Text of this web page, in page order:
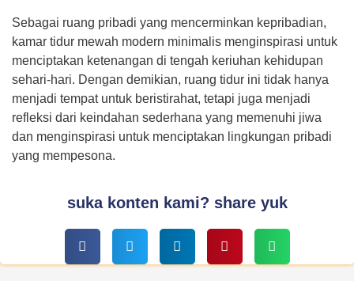
Sebagai ruang pribadi yang mencerminkan kepribadian,
kamar tidur mewah modern minimalis menginspirasi untuk
menciptakan ketenangan di tengah keriuhan kehidupan
sehari-hari. Dengan demikian, ruang tidur ini tidak hanya
menjadi tempat untuk beristirahat, tetapi juga menjadi
refleksi dari keindahan sederhana yang memenuhi jiwa
dan menginspirasi untuk menciptakan lingkungan pribadi
yang mempesona.
suka konten kami? share yuk